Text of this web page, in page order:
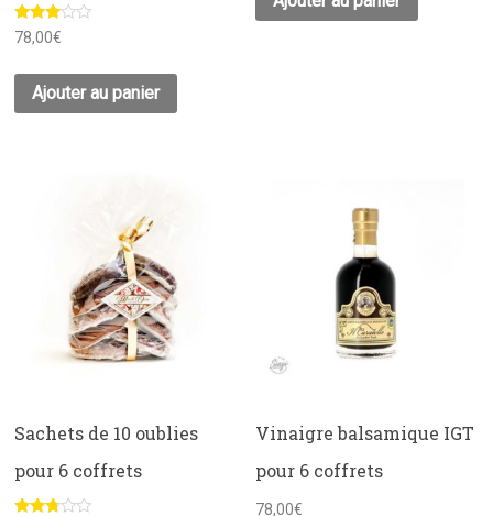
Note
2.83
78,00€
Ajouter au panier
Sachets de 10 oublies
pour 6 coffrets
Vinaigre balsamique IGT
pour 6 coffrets
78,00€